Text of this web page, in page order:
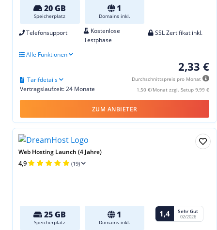
20 GB
Speicherplatz
1
Domains inkl.
Telefonsupport
Kostenlose
Testphase
SSL Zertifikat inkl.
Alle Funktionen
2,33 €
Durchschnittspreis pro Monat
1,50 €/Monat zzgl. Setup 9,99 €
Vertragslaufzeit: 24 Monate
Tarifdetails
ZUM ANBIETER
Web Hosting Launch (4 Jahre)
4,9 (19)
25 GB
Speicherplatz
1
Domains inkl.
1,4 Sehr Gut
02/2026